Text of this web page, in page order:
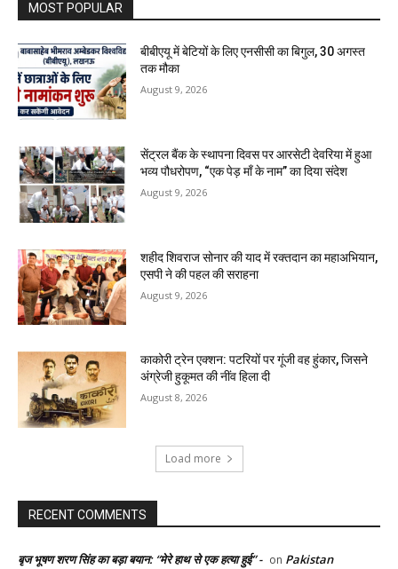
MOST POPULAR
बीबीएयू में बेटियों के लिए एनसीसी का बिगुल, 30 अगस्त
तक मौका
August 9, 2026
सेंट्रल बैंक के स्थापना दिवस पर आरसेटी देवरिया में हुआ
भव्य पौधरोपण, “एक पेड़ माँ के नाम” का दिया संदेश
August 9, 2026
शहीद शिवराज सोनार की याद में रक्तदान का महाअभियान,
एसपी ने की पहल की सराहना
August 9, 2026
काकोरी ट्रेन एक्शन: पटरियों पर गूंजी वह हुंकार, जिसने
अंग्रेजी हुकूमत की नींव हिला दी
August 8, 2026
Load more
RECENT COMMENTS
बृज भूषण शरण सिंह का बड़ा बयान: “मेरे हाथ से एक हत्या हुई” - on Pakistan